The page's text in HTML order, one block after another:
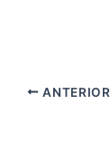
ANTERIOR